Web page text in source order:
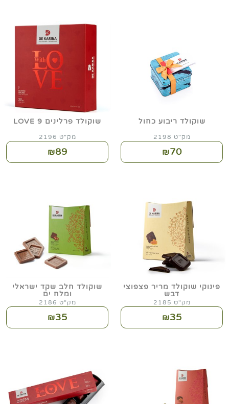
שוקולד ריבוע כחול
מק"ט 2198
₪70
שוקולד פרלינים 9 LOVE
מק"ט 2196
₪89
פינוקי שוקולד מריר פצפוצי
דבש
מק"ט 2185
₪35
שוקולד חלב שקד ישראלי
ומלח ים
מק"ט 2186
₪35